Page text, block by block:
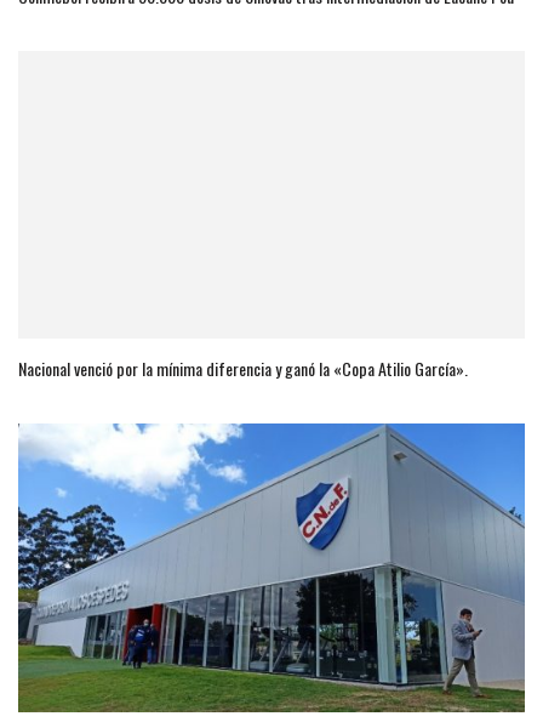
Nacional venció por la mínima diferencia y ganó la «Copa Atilio García».